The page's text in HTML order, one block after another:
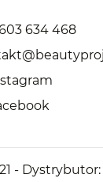
634 468
-